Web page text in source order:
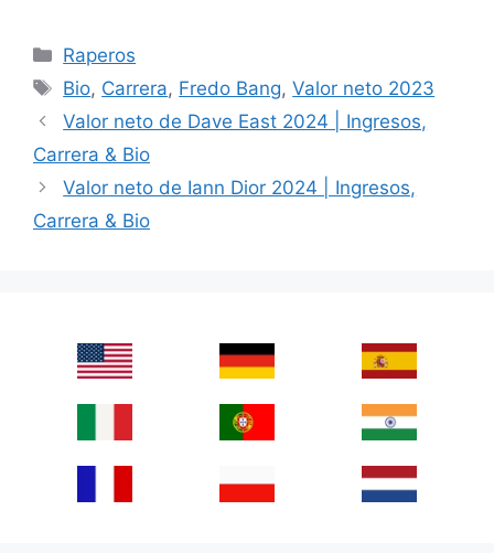
Categories
Raperos
Tags
Bio, Carrera, Fredo Bang,Valor neto 2023
Valor neto de Dave East 2024 | Ingresos,
Carrera & Bio
Valor neto de Iann Dior 2024 | Ingresos,
Carrera & Bio